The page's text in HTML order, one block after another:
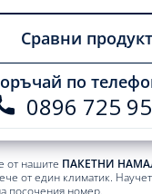
Сравни
по
0896 725
от нашите ПАКЕТНИ
от един климатик.
посочения номер.